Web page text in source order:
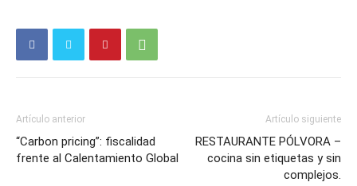
Artículo anterior
“Carbon pricing”: fiscalidad
frente al Calentamiento Global
Artículo siguiente
RESTAURANTE PÓLVORA –
cocina sin etiquetas y sin
complejos.